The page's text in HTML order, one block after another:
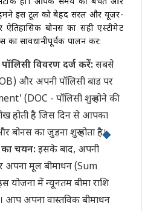
इस टूल को बेहद सरल और यूज़र-
बोनस का सही एस्टीमेट
का सावधानीपूर्वक पालन करें:
विवरण दर्ज करें: सबसे
और अपनी पॉलिसी बांड पर
(DOC - पॉलिसी शुरू होने की
होती है जिस दिन से आपका
का जुड़ना शुरू होता है।
चयन: इसके बाद, अपनी
अपना मूल बीमाधन (Sum
योजना में न्यूनतम बीमा राशि
आप अपना वास्तविक बीमाधन